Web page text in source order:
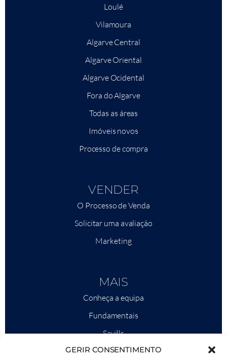
GERIR CONSENTIMENTO
Loulé
Vilamoura
Algarve Central
Algarve Oriental
Algarve Ocidental
Fora do Algarve
Todas as áreas
Imóveis novos
Processo de compra
VENDER
O Processo de Venda
Solicitar uma avaliação
Marketing
MAIS
Conheça a equipa
Fundamentais
Savills
Inteligência de mercado